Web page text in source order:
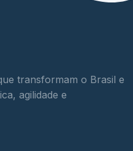
transformam o Brasil e
agilidade e